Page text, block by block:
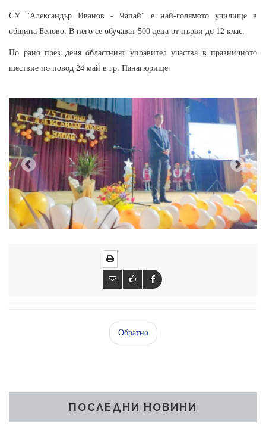
СУ "Александър Иванов - Чапай" е най-голямото училище в
община Белово. В него се обучават 500 деца от първи до 12 клас.
По рано през деня областният управител участва в празничното
шествие по повод 24 май в гр. Панагюрище.
Обратно
ПОСЛЕДНИ НОВИНИ